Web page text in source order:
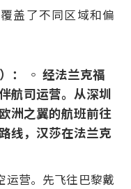
盖了不同区域和偏
： ◦ 经法兰克福
航司运营。从深圳
洲之翼的航班前往
线，汉莎在法兰克
运营。先飞往巴黎戴